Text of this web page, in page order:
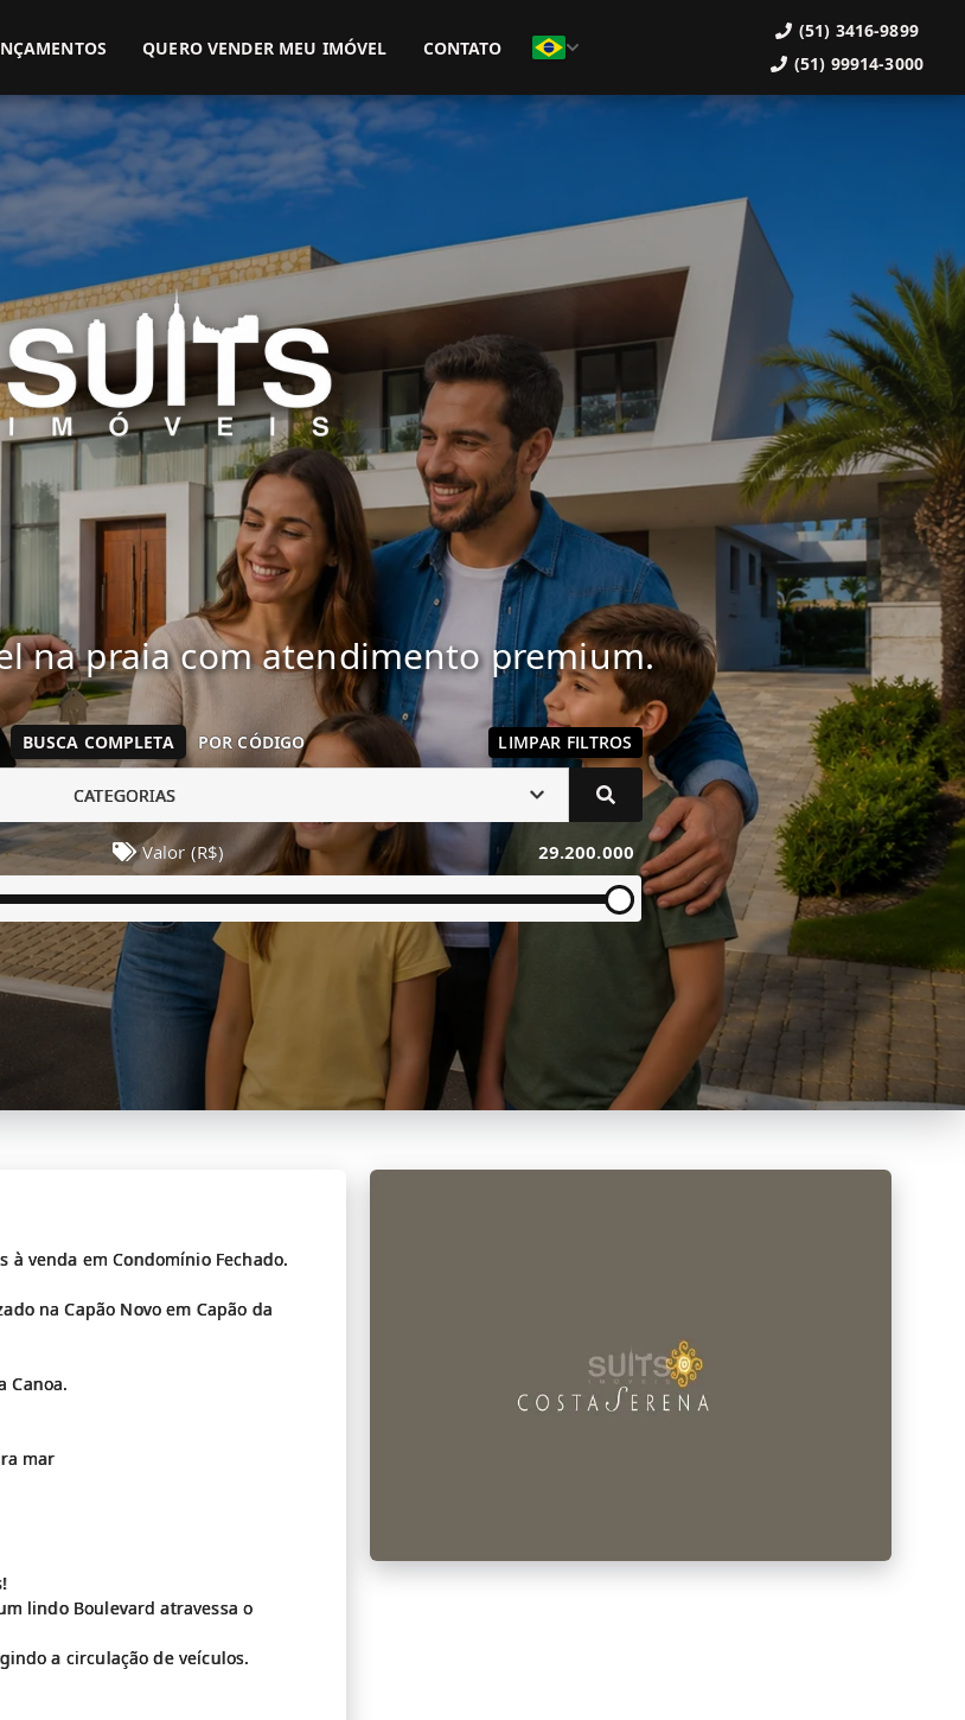
(51) 3416-9899 (51) 99914-3000
QUERO VENDER MEU IMÓVEL CONTATO
(51) 3416-9899
(51) 99914-3000
na praia com atendimento premium.
BUSCA COMPLETA POR CÓDIGO LIMPAR FILTROS
CATEGORIAS
Valor (R$) 29.200.000
à venda em Condomínio Fechado.
na Capão Novo em Capão da
Canoa.
mar
lindo Boulevard atravessa o
a circulação de veículos.